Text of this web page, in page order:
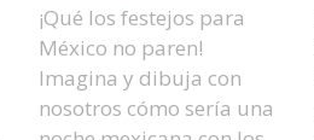
¡Qué los festejos para
México no paren!
Imagina y dibuja con
nosotros cómo sería una